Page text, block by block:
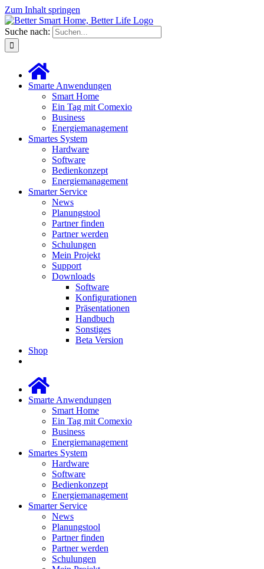
Zum Inhalt springen
Suche nach:
Smarte Anwendungen
Smart Home
Ein Tag mit Comexio
Business
Energiemanagement
Smartes System
Hardware
Software
Bedienkonzept
Energiemanagement
Smarter Service
News
Planungstool
Partner finden
Partner werden
Schulungen
Mein Projekt
Support
Downloads
Software
Konfigurationen
Präsentationen
Handbuch
Sonstiges
Beta Version
Shop
Smarte Anwendungen
Smart Home
Ein Tag mit Comexio
Business
Energiemanagement
Smartes System
Hardware
Software
Bedienkonzept
Energiemanagement
Smarter Service
News
Planungstool
Partner finden
Partner werden
Schulungen